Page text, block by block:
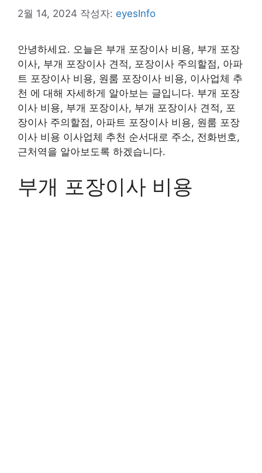
2월 14, 2024 작성자: eyesInfo
안녕하세요. 오늘은 부개 포장이사 비용, 부개 포장
이사, 부개 포장이사 견적, 포장이사 주의할점, 아파
트 포장이사 비용, 원룸 포장이사 비용, 이사업체 추
천 에 대해 자세하게 알아보는 글입니다. 부개 포장
이사 비용, 부개 포장이사, 부개 포장이사 견적, 포
장이사 주의할점, 아파트 포장이사 비용, 원룸 포장
이사 비용 이사업체 추천 순서대로 주소, 전화번호,
근처역을 알아보도록 하겠습니다.
부개 포장이사 비용